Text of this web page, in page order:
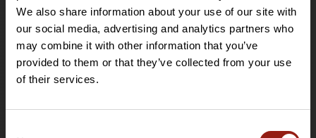
We also share information about your use of our site with
our social media, advertising and analytics partners who
may combine it with other information that you’ve
provided to them or that they’ve collected from your use
of their services.
Team
Lavora con noi
Riguardo a
Contatti